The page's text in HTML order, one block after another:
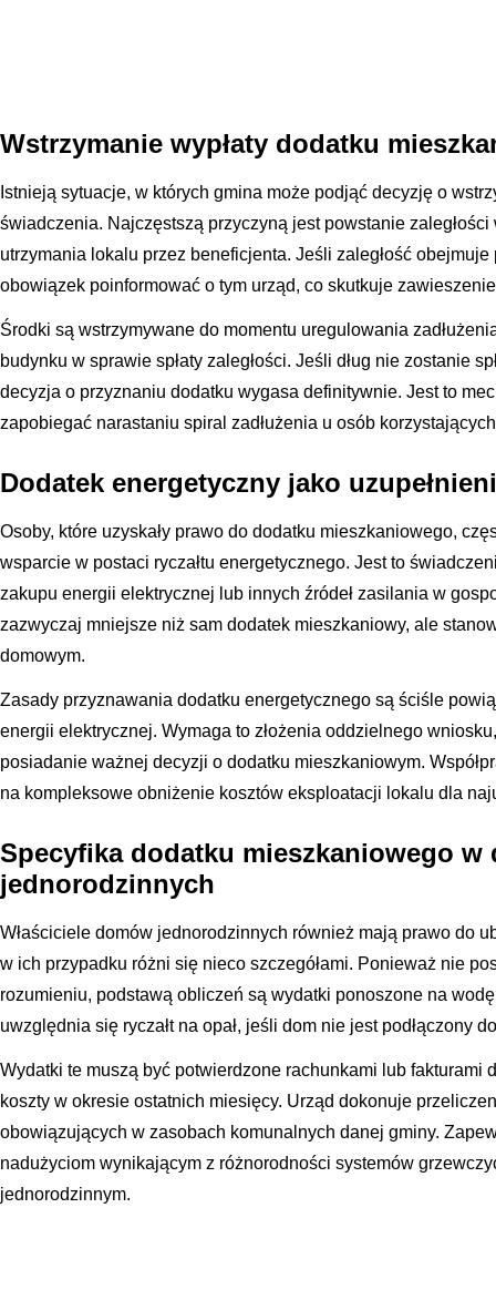
Wstrzymanie wypłaty dodatku
Istnieją sytuacje, w których gmina może podjąć decyzję o
świadczenia. Najczęstszą przyczyną jest powstanie
utrzymania lokalu przez beneficjenta. Jeśli zaległość
obowiązek poinformować o tym urząd, co skutkuje
Środki są wstrzymywane do momentu uregulowania
budynku w sprawie spłaty zaległości. Jeśli dług nie zostanie
decyzja o przyznaniu dodatku wygasa definitywnie. Jest to
zapobiegać narastaniu spiral zadłużenia u osób
Dodatek energetyczny jako
Osoby, które uzyskały prawo do dodatku mieszkaniowego,
wsparcie w postaci ryczałtu energetycznego. Jest to
zakupu energii elektrycznej lub innych źródeł zasilania w
zazwyczaj mniejsze niż sam dodatek mieszkaniowy, ale
domowym.
Zasady przyznawania dodatku energetycznego są ściśle
energii elektrycznej. Wymaga to złożenia oddzielnego
posiadanie ważnej decyzji o dodatku mieszkaniowym.
na kompleksowe obniżenie kosztów eksploatacji lokalu dla
Specyfika dodatku mieszkaniowego w
jednorodzinnych
Właściciele domów jednorodzinnych również mają prawo do
w ich przypadku różni się nieco szczegółami. Ponieważ nie
rozumieniu, podstawą obliczeń są wydatki ponoszone na
uwzględnia się ryczałt na opał, jeśli dom nie jest podłączony
Wydatki te muszą być potwierdzone rachunkami lub fakturami
koszty w okresie ostatnich miesięcy. Urząd dokonuje
obowiązujących w zasobach komunalnych danej gminy.
nadużyciom wynikającym z różnorodności systemów
jednorodzinnym.